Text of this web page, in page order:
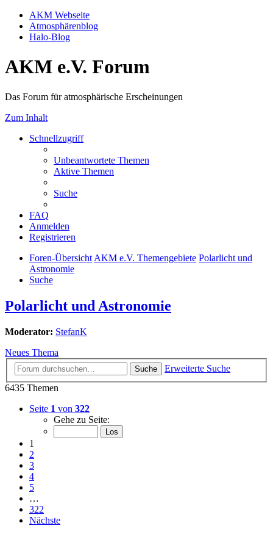
AKM Webseite
Atmosphärenblog
Halo-Blog
AKM e.V. Forum
Das Forum für atmosphärische Erscheinungen
Zum Inhalt
Schnellzugriff
Unbeantwortete Themen
Aktive Themen
Suche
FAQ
Anmelden
Registrieren
Foren-Übersicht AKM e.V. Themengebiete Polarlicht und
Astronomie
Suche
Polarlicht und Astronomie
Moderator: StefanK
Neues Thema
Suche
Erweiterte Suche
6435 Themen
Seite 1 von 322
Gehe zu Seite:
1
2
3
4
5
…
322
Nächste